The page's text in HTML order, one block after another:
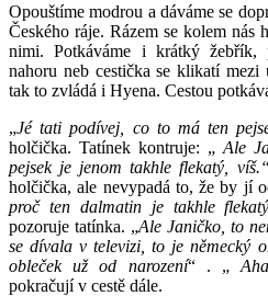
Opouštíme modrou a dáváme se
Českého ráje. Rázem se kolem nás
nimi. Potkáváme i krátký žebřík,
nahoru neb cestička se klikatí
tak to zvládá i Hyena. Cestou
„Jé tati podívej, co to má ten
holčička. Tatínek kontruje: „ Ale
pejsek je jenom takhle flekatý, víš.“
holčička, ale nevypadá to, že by jí
proč ten dalmatin je takhle
pozoruje tatínka. „Ale Janičko, to
se dívala v televizi, to je německý
obleček už od narození“ . „
pokračují v cestě dále.